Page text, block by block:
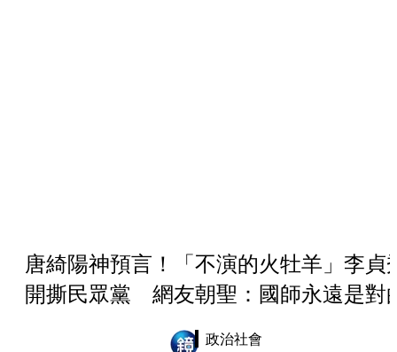
唐綺陽神預言！「不演的火牡羊」李貞
開撕民眾黨 網友朝聖：國師永遠是對
政治社會